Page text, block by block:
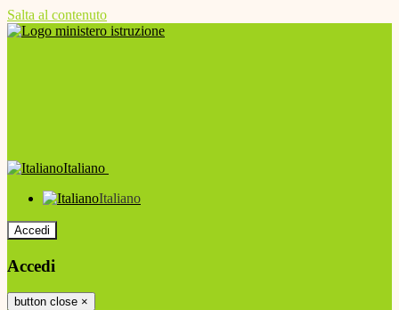
Salta al contenuto
Italiano
Italiano
Accedi
Accedi
button close ×